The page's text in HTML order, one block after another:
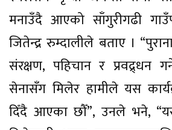
मनाउँदै आएको साँगुरीगढी
जितेन्द्र रुम्दालीले बताए ।
संरक्षण, पहिचान र प्रवद्र्धन
सेनासँग मिलेर हामीले यस
दिँदै आएका छौँ”, उनले भने,